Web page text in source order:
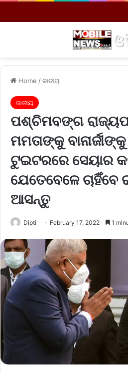
Home /ଜାତୀୟ
ଜାତୀୟ
ପଶ୍ଚିମବଙ୍ଗ
ମମତାଙ୍କୁ
ଟୁଇଟରରେ ସେୟାର
ଯେତେବେଳେ ଚାହିଁବେ
ଆସନ୍ତୁ
Dipti February 17, 2022 1